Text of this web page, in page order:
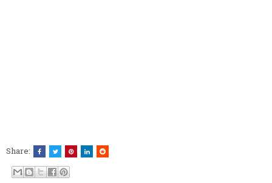
Share: